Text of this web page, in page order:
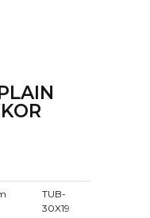
TUB-
30X19